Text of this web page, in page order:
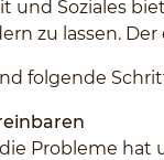
und Soziales
zu lassen.
folgende
Probleme hat